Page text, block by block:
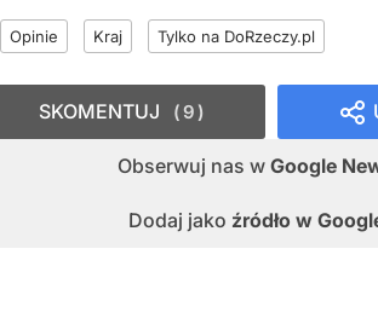
Opinie Kraj Tylko na DoRzeczy.pl
Obserwuj nas w Google
Dodaj jako źródło w
SKOMENTUJ 9